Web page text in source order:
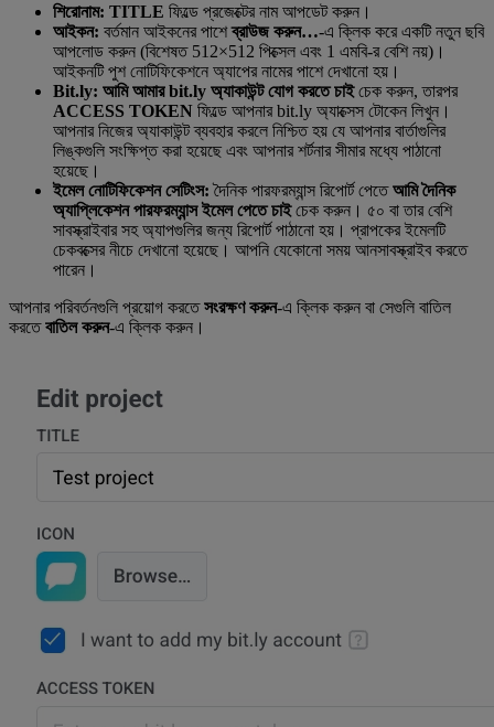
শিরোনাম: TITLE ফিল্ডে প্রজেক্টের নাম আপডেট করুন।
আইকন: বর্তমান আইকনের পাশেব্রাউজ করুন…-এ ক্লিক করে একটি নতুন ছবি
আপলোড করুন (বিশেষত 512×512 পিক্সেল এবং 1 এমবি-র বেশি নয়)।
আইকনটি পুশ নোটিফিকেশনে অ্যাপের নামের পাশে দেখানো হয়।
Bit.ly: আমি আমার bit.ly অ্যাকাউন্ট যোগ করতে চাইচেক করুন, তারপর
ACCESS TOKEN ফিল্ডে আপনার bit.ly অ্যাক্সেস টোকেন লিখুন।
আপনার নিজের অ্যাকাউন্ট ব্যবহার করলে নিশ্চিত হয় যে আপনার বার্তাগুলির
লিঙ্কগুলি সংক্ষিপ্ত করা হয়েছে এবং আপনার শর্টনার সীমার মধ্যে পাঠানো
হয়েছে।
ইমেল নোটিফিকেশন সেটিংস:দৈনিক পারফরম্যান্স রিপোর্ট পেতেআমি দৈনিক
অ্যাপ্লিকেশন পারফরম্যান্স ইমেল পেতে চাইচেক করুন। ৫০ বা তার বেশি
সাবস্ক্রাইবার সহ অ্যাপগুলির জন্য রিপোর্ট পাঠানো হয়। প্রাপকের ইমেলটি
চেকবক্সের নীচে দেখানো হয়েছে। আপনি যেকোনো সময় আনসাবস্ক্রাইব করতে
পারেন।
আপনার পরিবর্তনগুলি প্রয়োগ করতেসংরক্ষণ করুন-এ ক্লিক করুন বা সেগুলি বাতিল
করতেবাতিল করুন-এ ক্লিক করুন।